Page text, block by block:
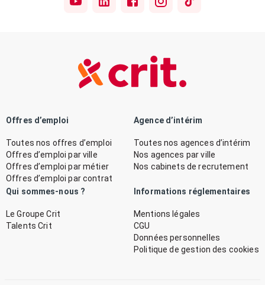
Offres d’emploi
Toutes nos offres d’emploi
Offres d’emploi par ville
Offres d’emploi par métier
Offres d’emploi par contrat
Agence d’intérim
Toutes nos agences d’intérim
Nos agences par ville
Nos cabinets de recrutement
Qui sommes-nous ?
Le Groupe Crit
Talents Crit
Informations réglementaires
Mentions légales
CGU
Données personnelles
Politique de gestion des cookies